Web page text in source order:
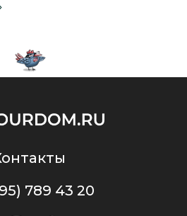
789 43 20